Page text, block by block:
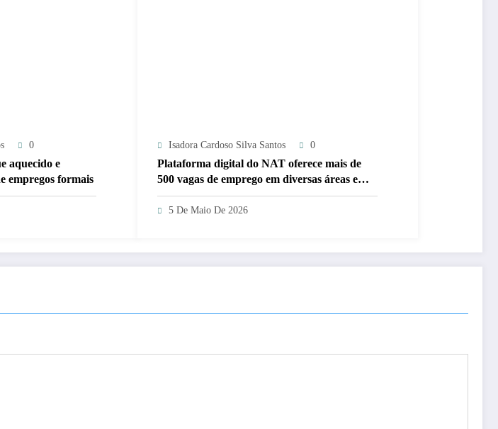
0
aquecido e
empregos formais
Isadora Cardoso Silva Santos 0
Plataforma digital do NAT oferece mais de
500 vagas de emprego em diversas áreas em
Sergipe
5 De Maio De 2026